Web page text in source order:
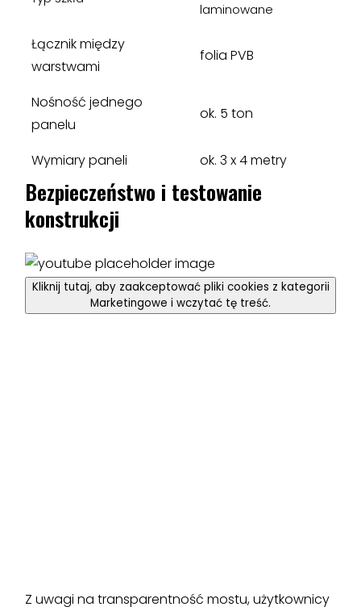
laminowane
Łącznik między
warstwami
folia PVB
Nośność jednego
panelu
ok. 5 ton
Wymiary paneli ok. 3 x 4 metry
Bezpieczeństwo i testowanie
konstrukcji
Kliknij tutaj, aby zaakceptować pliki cookies z kategorii
Marketingowe i wczytać tę treść.
Z uwagi na transparentność mostu, użytkownicy